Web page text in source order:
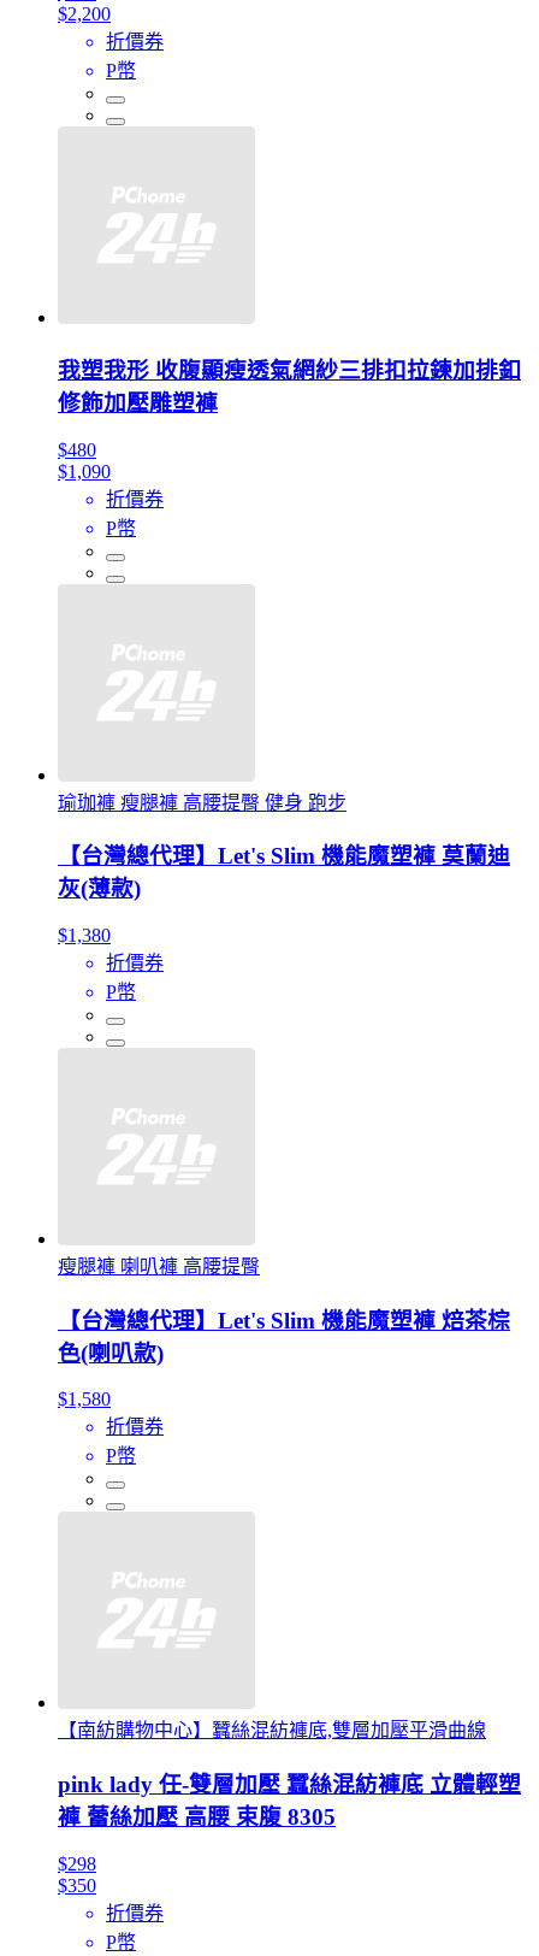
$2,200
折價券
P幣
我塑我形 收腹顯瘦透氣網紗三排扣拉鍊加排釦
修飾加壓雕塑褲
$480
$1,090
折價券
P幣
瑜珈褲 瘦腿褲 高腰提臀 健身 跑步
【台灣總代理】Let's Slim 機能魔塑褲 莫蘭迪
灰(薄款)
$1,380
折價券
P幣
瘦腿褲 喇叭褲 高腰提臀
【台灣總代理】Let's Slim 機能魔塑褲 焙茶棕
色(喇叭款)
$1,580
折價券
P幣
【南紡購物中心】蠶絲混紡褲底,雙層加壓平滑曲線
pink lady 任-雙層加壓 蠶絲混紡褲底 立體輕塑
褲 蕾絲加壓 高腰 束腹 8305
$298
$350
折價券
P幣